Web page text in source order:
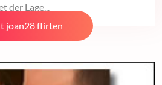
Lage...
joan28 flirten